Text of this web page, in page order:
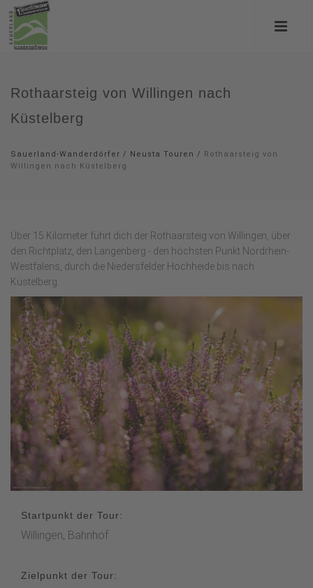
Rothaarsteig von Willingen nach
Küstelberg
Sauerland-Wanderdörfer / Neusta Touren / Rothaarsteig von
Willingen nach Küstelberg
Über 15 Kilometer führt dich der Rothaarsteig von Willingen, über
den Richtplatz, den Langenberg - den höchsten Punkt Nordrhein-
Westfalens, durch die Niedersfelder Hochheide bis nach
Küstelberg.
Startpunkt der Tour:
Willingen, Bahnhof
Zielpunkt der Tour: